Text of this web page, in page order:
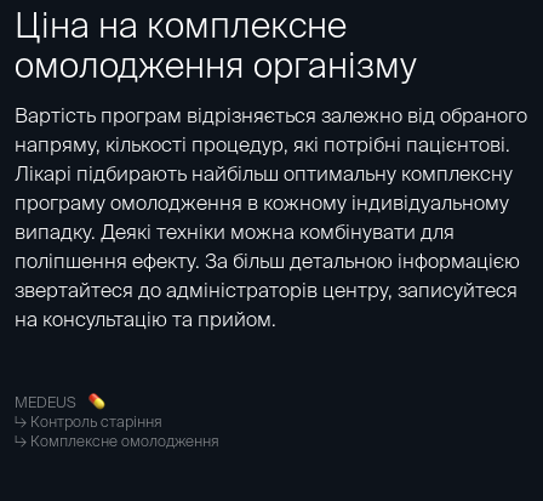
Ціна на комплексне
омолодження організму
Вартість програм відрізняється залежно від обраного
напряму, кількості процедур, які потрібні пацієнтові.
Лікарі підбирають найбільш оптимальну комплексну
програму омолодження в кожному індивідуальному
випадку. Деякі техніки можна комбінувати для
поліпшення ефекту. За більш детальною інформацією
звертайтеся до адміністраторів центру, записуйтеся
на консультацію та прийом.
MEDEUS
Контроль старіння
Комплексне омолодження